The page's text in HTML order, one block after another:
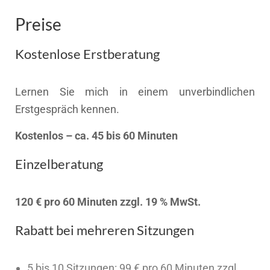
Preise
Kostenlose Erstberatung
Lernen Sie mich in einem unverbindlichen
Erstgespräch kennen.
Kostenlos – ca. 45 bis 60 Minuten
Einzelberatung
120 € pro 60 Minuten zzgl. 19 % MwSt.
Rabatt bei mehreren Sitzungen